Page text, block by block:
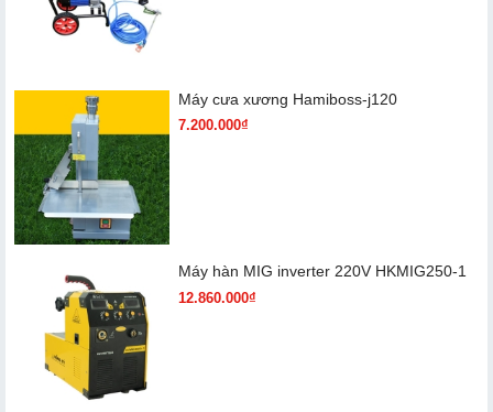
Máy cưa xương Hamiboss-j120
7.200.000₫
Máy hàn MIG inverter 220V HKMIG250-1
12.860.000₫